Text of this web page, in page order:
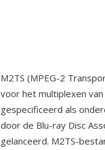
M2TS (MPEG-2
voor het multiplexen
gespecificeerd als
door de Blu-ray Disc
gelanceerd. M2TS-